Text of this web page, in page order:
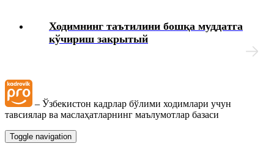
Таътилни узайтириш ва кўчириш тўғрисидаги
вазиятларнинг маълумотлар базаси
расмийлаштириш тўғрисидаги вазиятларнинг
маълумотлар базаси
Иш ҳақидан ушлаб қолиш ва ажратмалар
Ходимнинг таътилини бошқа муддатга
кўчириш закрытый
– Ўзбекистон кадрлар бўлими ходимлари учун
тавсиялар ва маслаҳатларнинг маълумотлар базаси
Toggle navigation